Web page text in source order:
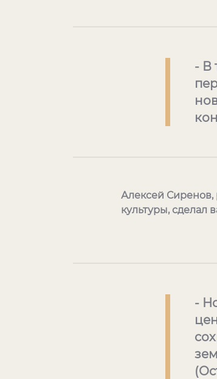
- В
Алексей Сиренов,
культуры, сделал
-